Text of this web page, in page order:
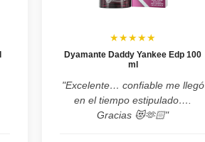
★★★★★
Dyamante Daddy Yankee Edp 100
ml
"Excelente… confiable me llegó
en el tiempo estipulado….
Gracias 😻🫶🏻"